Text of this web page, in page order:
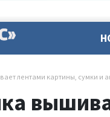
лентами картины, сумки и